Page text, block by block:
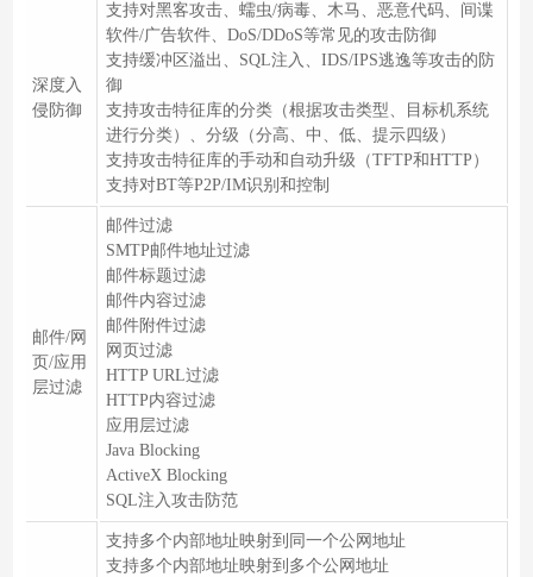
深度入
侵防御
支持对黑客攻击、蠕虫/病毒、木马、恶意代码、间谍
软件/广告软件、DoS/DDoS等常见的攻击防御
支持缓冲区溢出、SQL注入、IDS/IPS逃逸等攻击的防
御
支持攻击特征库的分类（根据攻击类型、目标机系统
进行分类）、分级（分高、中、低、提示四级）
支持攻击特征库的手动和自动升级（TFTP和HTTP）
支持对BT等P2P/IM识别和控制
邮件/网
页/应用
层过滤
邮件过滤
SMTP邮件地址过滤
邮件标题过滤
邮件内容过滤
邮件附件过滤
网页过滤
HTTP URL过滤
HTTP内容过滤
应用层过滤
Java Blocking
ActiveX Blocking
SQL注入攻击防范
支持多个内部地址映射到同一个公网地址
支持多个内部地址映射到多个公网地址